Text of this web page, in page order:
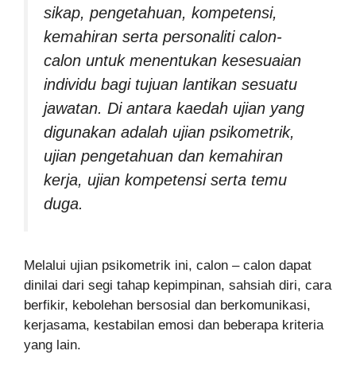
sikap, pengetahuan, kompetensi,
kemahiran serta personaliti calon-
calon untuk menentukan kesesuaian
individu bagi tujuan lantikan sesuatu
jawatan. Di antara kaedah ujian yang
digunakan adalah ujian psikometrik,
ujian pengetahuan dan kemahiran
kerja, ujian kompetensi serta temu
duga.
Melalui ujian psikometrik ini, calon – calon dapat
dinilai dari segi tahap kepimpinan, sahsiah diri, cara
berfikir, kebolehan bersosial dan berkomunikasi,
kerjasama, kestabilan emosi dan beberapa kriteria
yang lain.